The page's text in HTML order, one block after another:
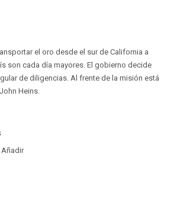
el oro desde el sur de California a
son cada día mayores. El gobierno decide
de diligencias. Al frente de la misión está
Heins.
Añadir